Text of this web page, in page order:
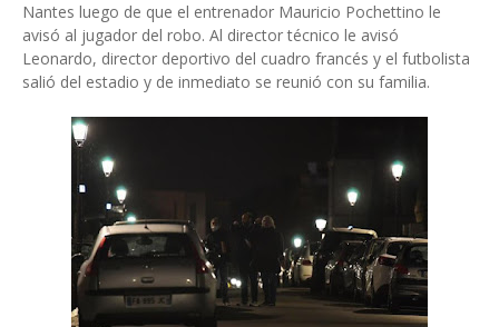
Nantes luego de que el entrenador Mauricio Pochettino le
avisó al jugador del robo. Al director técnico le avisó
Leonardo, director deportivo del cuadro francés y el futbolista
salió del estadio y de inmediato se reunió con su familia.